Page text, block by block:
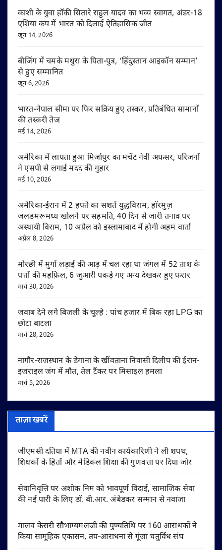
काशी के युवा हॉकी सितारे राहुल यादव का भव्य स्वागत, अंडर-18
एशिया कप में भारत को दिलाई ऐतिहासिक जीत
जून 14, 2026
बीजिंग में चमके मथुरा के पिता-पुत्र, ‘हिंदुस्तान आइकॉन सम्मान’
से हुए सम्मानित
जून 6, 2026
भारत-नेपाल सीमा पर फिर सक्रिय हुए तस्कर, प्रतिबंधित सामानों
की तस्करी तेज
मई 14, 2026
अमेरिका में लापता हुआ मिर्जापुर का मर्चेंट नेवी अफसर, परिजनों
ने एसपी से लगाई मदद की गुहार
मई 10, 2026
अमेरिका-ईरान में 2 हफ्ते का सशर्त युद्धविराम, हॉरमुज़
जलडमरूमध्य खोलने पर सहमति, 40 दिन से जारी तनाव पर
अस्थायी विराम, 10 अप्रैल को इस्लामाबाद में होगी अहम वार्ता
अप्रैल 8, 2026
मोरछी में मुर्गा लड़ाई की आड़ में चल रहा था जंगल में 52 ताश के
पत्तों की महफ़िल, 6 जुआरी पकड़े गए अन्य देखकर हुए फरार
मार्च 30, 2026
जवाब देने लगे बिजली के चूल्हे : पांच हजार में बिक रहा LPG का
छोटा बाटला
मार्च 28, 2026
नागौर-राजस्थान के डेगाना के खींवताना निवासी दिलीप की ईरान-
इजराइल जंग में मौत, तेल टैंकर पर मिसाइल हमला
मार्च 5, 2026
ताज़ा खबरें
जीएमसी दतिया में MTA की नवीन कार्यकारिणी ने ली शपथ,
शिक्षकों के हितों और मेडिकल शिक्षा की गुणवत्ता पर दिया जोर
सेवानिवृत्ति पर अशोक निम को भावपूर्ण विदाई, सामाजिक सेवा
की नई पारी के लिए डॉ. बी.आर. अंबेडकर सम्मान से नवाजा
मालव केसरी सौभाग्यमलजी की पुण्यतिथि पर 160 आराधकों ने
किया सामूहिक एकासन, तप-आराधना से गूंजा चतुर्विध संघ